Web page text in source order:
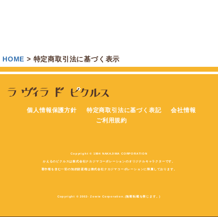
HOME 特定商取引法に基づく表示
個人情報保護方針 特定商取引法に基づく表記
会社情報
ご利用規約
Copyright © 1994 NAKAJIMA CORPORATION
かえるのピクルスは株式会社ナカジマコーポレーションのオリジナルキャラクターです。
著作権を含む一切の知的財産権は株式会社ナカジマコーポレーションに帰属しております。
Copyright © 2002- Zowie Corporation.(無断転載を禁じます。)